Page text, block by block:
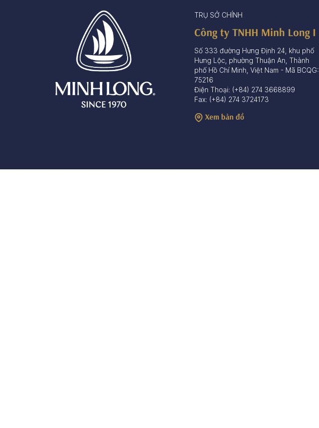
TRỤ SỞ CHÍNH
Công ty TNHH Minh Long I
Số 333 đường Hưng Định 24, khu phố
Hưng Lộc, phường Thuận An, Thành
phố Hồ Chí Minh, Việt Nam - Mã BCQG:
75216
Điện Thoại: (+84) 274 3668899
Fax: (+84) 274 3724173
Xem bản đồ